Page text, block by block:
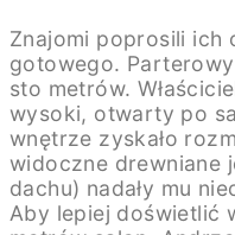
Znajomi poprosili ich
gotowego.
sto metrów.
wysoki, otwarty po
wnętrze zyskało
widoczne drewniane
dachu) nadały mu
Aby lepiej doświetlić